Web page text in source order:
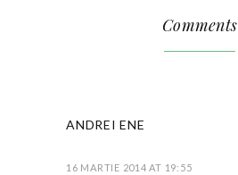
Comments
ANDREI ENE
16 MARTIE 2014 AT 19:55